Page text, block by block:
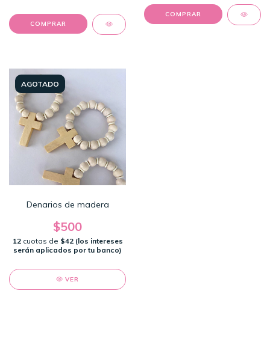
COMPRAR
AGOTADO
Denarios de madera
$500
12 cuotas de $42 (los intereses
serán aplicados por tu banco)
VER